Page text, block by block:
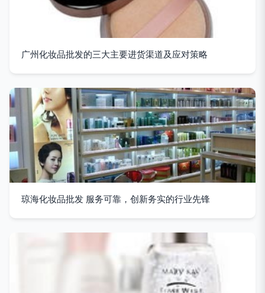
广州化妆品批发的三大主要进货渠道及应对策略
琼海化妆品批发 服务可靠，创新务实的行业先锋